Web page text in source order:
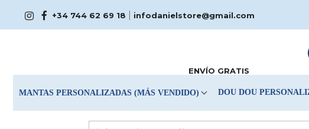
+34 744 62 69 18 infodanielstore@gmail.com
ENVÍO GRATIS
MANTAS PERSONALIZADAS (MÁS VENDIDO) DOU DOU